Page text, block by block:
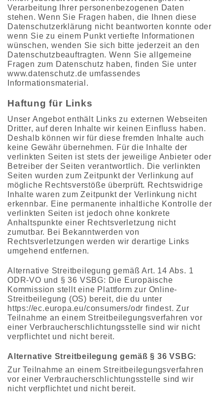
Verarbeitung Ihrer personenbezogenen Daten
stehen. Wenn Sie Fragen haben, die Ihnen diese
Datenschutzerklärung nicht beantworten konnte oder
wenn Sie zu einem Punkt vertiefte Informationen
wünschen, wenden Sie sich bitte jederzeit an den
Datenschutzbeauftragten. Wenn Sie allgemeine
Fragen zum Datenschutz haben, finden Sie unter
www.datenschutz.de umfassendes
Informationsmaterial.
Haftung für Links
Unser Angebot enthält Links zu externen Webseiten
Dritter, auf deren Inhalte wir keinen Einfluss haben.
Deshalb können wir für diese fremden Inhalte auch
keine Gewähr übernehmen. Für die Inhalte der
verlinkten Seiten ist stets der jeweilige Anbieter oder
Betreiber der Seiten verantwortlich. Die verlinkten
Seiten wurden zum Zeitpunkt der Verlinkung auf
mögliche Rechtsverstöße überprüft. Rechtswidrige
Inhalte waren zum Zeitpunkt der Verlinkung nicht
erkennbar. Eine permanente inhaltliche Kontrolle der
verlinkten Seiten ist jedoch ohne konkrete
Anhaltspunkte einer Rechtsverletzung nicht
zumutbar. Bei Bekanntwerden von
Rechtsverletzungen werden wir derartige Links
umgehend entfernen.
Alternative Streitbeilegung gemäß Art. 14 Abs. 1
ODR-VO und § 36 VSBG: Die Europäische
Kommission stellt eine Plattform zur Online-
Streitbeilegung (OS) bereit, die du unter
https://ec.europa.eu/consumers/odr findest. Zur
Teilnahme an einem Streitbeilegungsverfahren vor
einer Verbraucherschlichtungsstelle sind wir nicht
verpflichtet und nicht bereit.
Alternative Streitbeilegung gemäß § 36 VSBG:
Zur Teilnahme an einem Streitbeilegungsverfahren
vor einer Verbraucherschlichtungsstelle sind wir
nicht verpflichtet und nicht bereit.